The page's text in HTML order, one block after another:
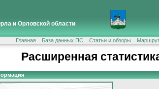
и Орловской области
Главная База данных ПС Статьи и обзоры
Расширенная